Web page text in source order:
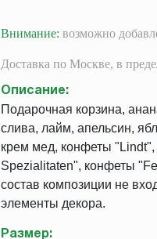
Внимание: возможно
Доставка по Москве, в
Описание:
Подарочная корзина,
слива, лайм, апельсин,
крем мед, конфеты
Spezialitaten", конфеты
состав композиции не
элементы декора.
Размер: